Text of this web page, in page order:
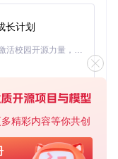
精彩内容等你共创
长计划
「源启盛夏」暑期校园开发者成长计划旨在激活校园开源力量，通过积分激励、认证扶持、资源倾斜等形式，引导高校组织和开发者完成「入驻 — 建项目 — 做贡献 — 获认证 — 得资源」的完整闭环。无论你是想带领社团入驻平台的组织者，还是希望用代码贡献证明自己的开发者，都能在这里找到属于你的成长路径。
基于Python的Xiaozhi AI，适用于想要完整Xiaozhi体验而无需拥有专用硬件的用户。